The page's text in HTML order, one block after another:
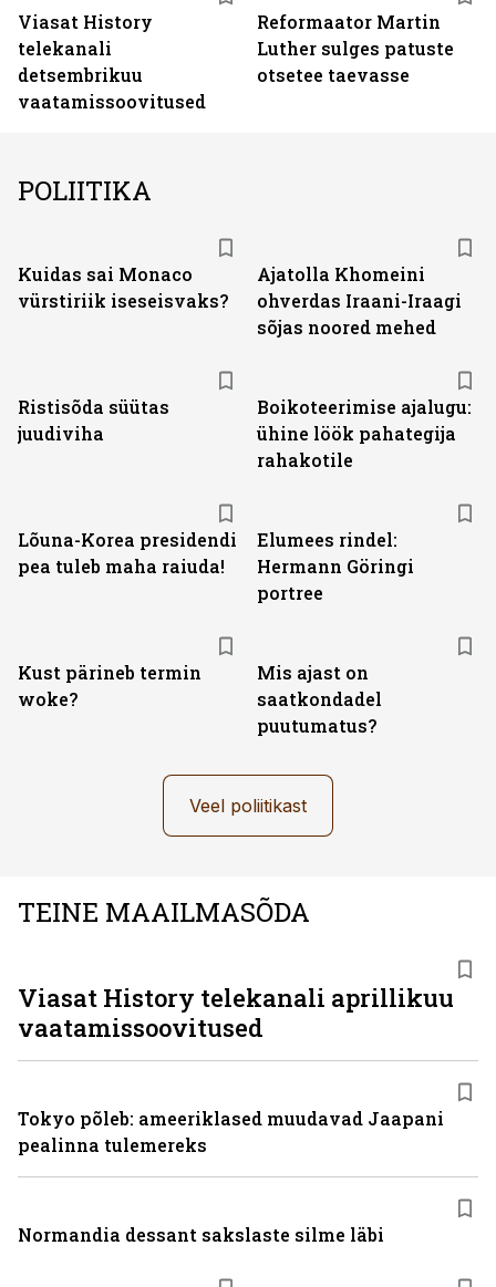
Viasat History
telekanali
detsembrikuu
vaatamissoovitused
Reformaator Martin
Luther sulges patuste
otsetee taevasse
POLIITIKA
Kuidas sai Monaco
vürstiriik iseseisvaks?
Ajatolla Khomeini
ohverdas Iraani-Iraagi
sõjas noored mehed
Ristisõda süütas
juudiviha
Boikoteerimise ajalugu:
ühine löök pahategija
rahakotile
Lõuna-Korea presidendi
pea tuleb maha raiuda!
Elumees rindel:
Hermann Göringi
portree
Kust pärineb termin
woke?
Mis ajast on
saatkondadel
puutumatus?
Veel poliitikast
TEINE MAAILMASÕDA
Viasat History telekanali aprillikuu
vaatamissoovitused
Tokyo põleb: ameeriklased muudavad Jaapani
pealinna tulemereks
Normandia dessant sakslaste silme läbi